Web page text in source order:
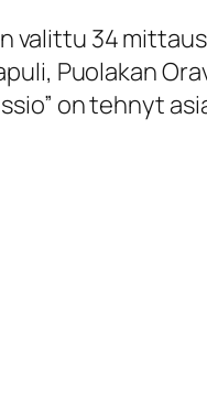
34
Puolakan
on tehnyt